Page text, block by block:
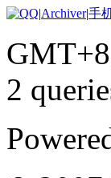
|Archiver|手
2